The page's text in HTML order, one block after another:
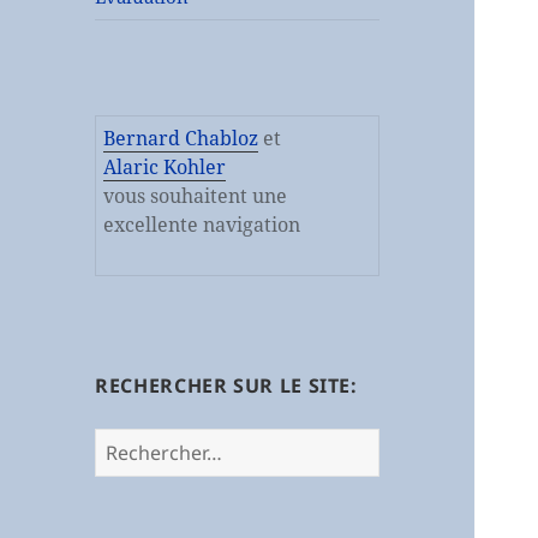
Bernard Chabloz et
Alaric Kohler
vous souhaitent une
excellente navigation
RECHERCHER SUR LE SITE:
Rechercher :